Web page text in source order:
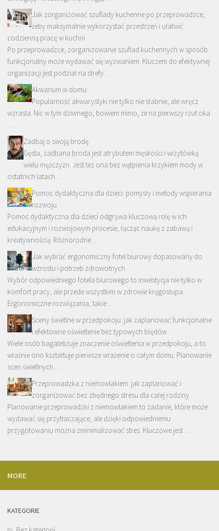
Jak zorganizować szuflady kuchenne po przeprowadzce,
żeby maksymalnie wykorzystać przestrzeń i ułatwić
codzienną pracę w kuchni
Po przeprowadzce, zorganizowanie szuflad kuchennych w sposób
funkcjonalny może wydawać się wyzwaniem. Kluczem do efektywnej
organizacji jest podział na strefy: …
Akwarium w domu
Popularność akwarystyki nie tylko nie słabnie, ale wręcz
wzrasta. Nic w tym dziwnego, bowiem mimo, że na pierwszy rzut oka
Zadbaj o swoją brodę
Gęsta, zadbana broda jest atrybutem męskości i wizytówką
wielu mężczyzn. Jest tez ona bez wątpienia krzykiem mody w
ostatnich latach. …
Pomoc dydaktyczna dla dzieci: pomysły i metody wspierania
rozwoju
Pomoc dydaktyczna dla dzieci odgrywa kluczową rolę w ich
edukacyjnym i rozwojowym procesie, łącząc naukę z zabawą i
kreatywnością. Różnorodne …
Jak wybrać ergonomiczny fotel biurowy dopasowany do
wzrostu i potrzeb zdrowotnych
Wybór odpowiedniego fotela biurowego to inwestycja nie tylko w
komfort pracy, ale przede wszystkim w zdrowie kręgosłupa.
Ergonomiczne rozwiązania, takie …
Sceny świetlne w przedpokoju: jak zaplanować funkcjonalne
i efektowne oświetlenie bez typowych błędów
Wiele osób bagatelizuje znaczenie oświetlenia w przedpokoju, a to
właśnie ono kształtuje pierwsze wrażenie o całym domu. Planowanie
scen świetlnych …
Przeprowadzka z niemowlakiem: jak zaplanować i
zorganizować bez zbędnego stresu dla całej rodziny
Planowanie przeprowadzki z niemowlakiem to zadanie, które może
wydawać się przytłaczające, ale dzięki odpowiedniemu
przygotowaniu można zminimalizować stres. Kluczowe jest …
MORE
KATEGORIE